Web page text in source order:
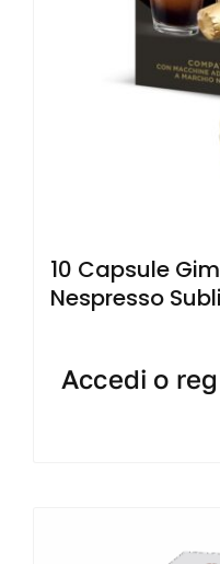
10 Capsule
Nespresso
Accedi o